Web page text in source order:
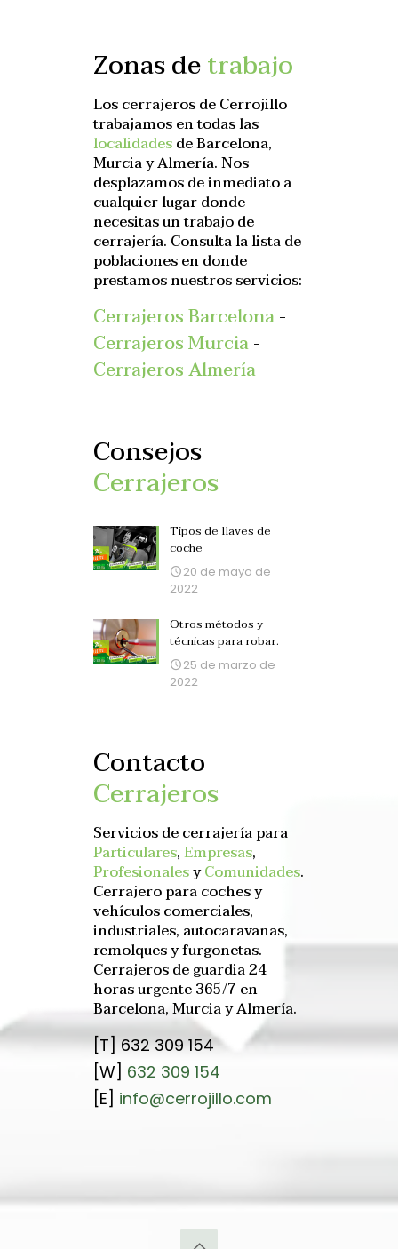
Zonas detrabajo
Los cerrajeros de Cerrojillo
trabajamos en todas las
localidadesde Barcelona,
Murcia y Almería. Nos
desplazamos de inmediato a
cualquier lugar donde
necesitas un trabajo de
cerrajería. Consulta la lista de
poblaciones en donde
prestamos nuestros servicios:
Cerrajeros Barcelona-
Cerrajeros Murcia-
Cerrajeros Almería
Consejos
Cerrajeros
Tipos de llaves de
coche
20 de mayo de
2022
Otros métodos y
técnicas para robar.
25 de marzo de
2022
Contacto
Cerrajeros
Servicios de cerrajería para
Particulares,Empresas,
ProfesionalesyComunidades.
Cerrajero para coches y
vehículos comerciales,
industriales, autocaravanas,
remolques y furgonetas.
Cerrajeros de guardia 24
horas urgente 365/7 en
Barcelona, Murcia y Almería.
[T]632 309 154
[W] 632 309 154
[E] info@cerrojillo.com